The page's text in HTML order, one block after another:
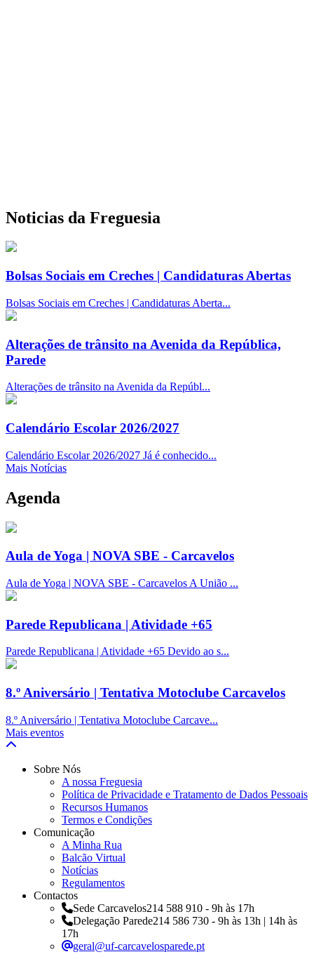
Noticias da Freguesia
Bolsas Sociais em Creches | Candidaturas Abertas
Bolsas Sociais em Creches | Candidaturas Aberta...
Alterações de trânsito na Avenida da República,
Parede
Alterações de trânsito na Avenida da Repúbl...
Calendário Escolar 2026/2027
Calendário Escolar 2026/2027 Já é conhecido...
Mais Notícias
Agenda
Aula de Yoga | NOVA SBE - Carcavelos
Aula de Yoga | NOVA SBE - Carcavelos A União ...
Parede Republicana | Atividade +65
Parede Republicana | Atividade +65 Devido ao s...
8.º Aniversário | Tentativa Motoclube Carcavelos
8.º Aniversário | Tentativa Motoclube Carcave...
Mais eventos
Sobre Nós
A nossa Freguesia
Política de Privacidade e Tratamento de Dados Pessoais
Recursos Humanos
Termos e Condições
Comunicação
A Minha Rua
Balcão Virtual
Notícias
Regulamentos
Contactos
Sede Carcavelos214 588 910 - 9h às 17h
Delegação Parede214 586 730 - 9h às 13h | 14h às
17h
geral@uf-carcavelosparede.pt